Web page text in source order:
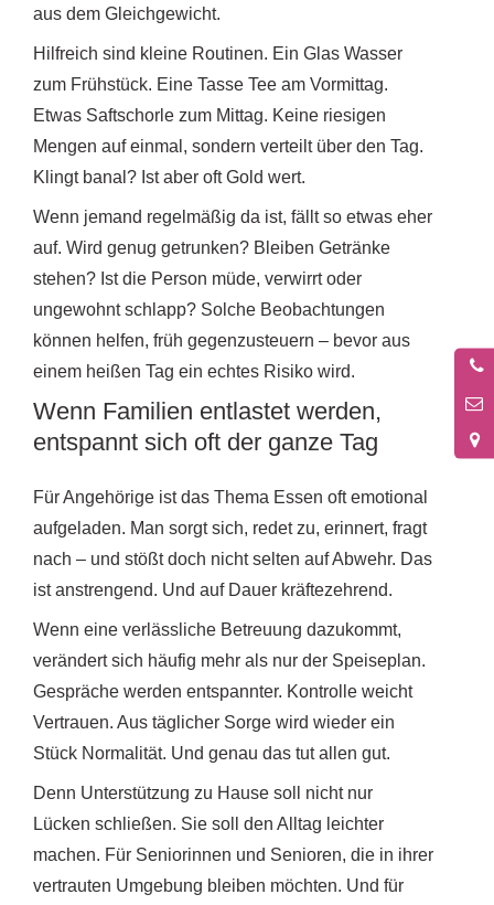
aus dem Gleichgewicht.
Hilfreich sind kleine Routinen. Ein Glas Wasser
zum Frühstück. Eine Tasse Tee am Vormittag.
Etwas Saftschorle zum Mittag. Keine riesigen
Mengen auf einmal, sondern verteilt über den Tag.
Klingt banal? Ist aber oft Gold wert.
Wenn jemand regelmäßig da ist, fällt so etwas eher
auf. Wird genug getrunken? Bleiben Getränke
stehen? Ist die Person müde, verwirrt oder
ungewohnt schlapp? Solche Beobachtungen
können helfen, früh gegenzusteuern – bevor aus
einem heißen Tag ein echtes Risiko wird.
Wenn Familien entlastet werden,
entspannt sich oft der ganze Tag
Für Angehörige ist das Thema Essen oft emotional
aufgeladen. Man sorgt sich, redet zu, erinnert, fragt
nach – und stößt doch nicht selten auf Abwehr. Das
ist anstrengend. Und auf Dauer kräftezehrend.
Wenn eine verlässliche Betreuung dazukommt,
verändert sich häufig mehr als nur der Speiseplan.
Gespräche werden entspannter. Kontrolle weicht
Vertrauen. Aus täglicher Sorge wird wieder ein
Stück Normalität. Und genau das tut allen gut.
Denn Unterstützung zu Hause soll nicht nur
Lücken schließen. Sie soll den Alltag leichter
machen. Für Seniorinnen und Senioren, die in ihrer
vertrauten Umgebung bleiben möchten. Und für